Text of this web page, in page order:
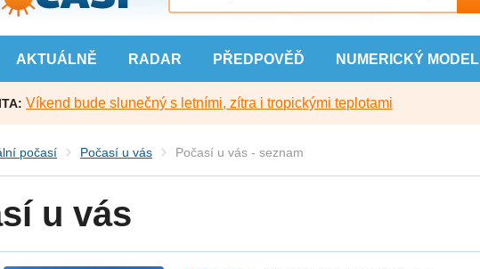
AKTUÁLNĚ RADAR PŘEDPOVĚĎ NUMERICKÝ MODEL
Víkend bude slunečný s letními, zítra i tropickými teplotami
počasí Počasí u vás Počasí u vás - seznam
u vás